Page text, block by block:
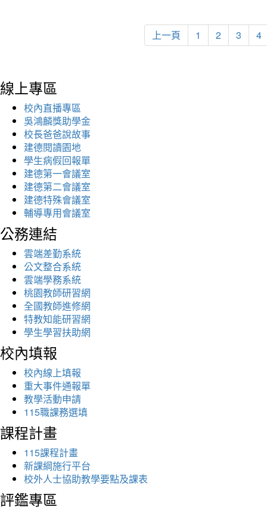
上一頁 1 2 3 4
線上專區
校內直播專區
吳鴻麟獎助學金
校長爸爸說故事
建德閱讀園地
學生病假回報單
建德第一會議室
建德第二會議室
建德特殊會議室
輔導專用會議室
公務連結
雲端差勤系統
公文整合系統
雲端學務系統
桃園教師研習網
全國教師進修網
特教知能研習網
學生學習扶助網
校內填報
校內線上填報
重大事件通報單
教學活動申請
115職課務選填
課程計畫
115課程計畫
新課綱施行平台
校外人士協助教學要點及課表
評鑑專區